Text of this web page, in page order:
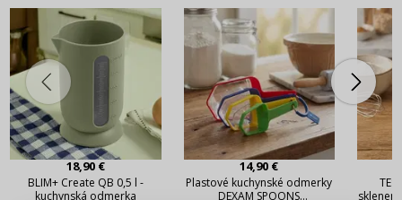
18,90 €
BLIM+ Create QB 0,5 l -
kuchynská odmerka
14,90 €
Plastové kuchynské odmerky
DEXAM SPOONS